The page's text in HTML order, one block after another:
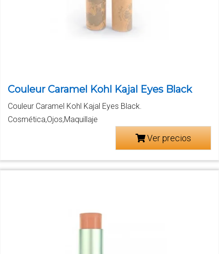
Couleur Caramel Kohl Kajal Eyes Black
Couleur Caramel Kohl Kajal Eyes Black.
Cosmética,Ojos,Maquillaje
Ver precios